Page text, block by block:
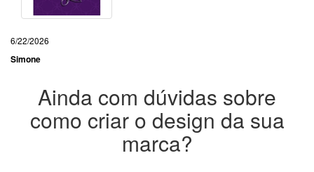
6/22/2026
Simone
Ainda com dúvidas sobre
como criar o design da sua
marca?